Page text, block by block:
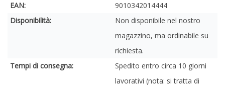
EAN:
9010342014444
Disponibilità:
Non disponibile nel nostro
magazzino, ma ordinabile su
richiesta.
Tempi di consegna:
Spedito entro circa 10 giorni
lavorativi (nota: si tratta di